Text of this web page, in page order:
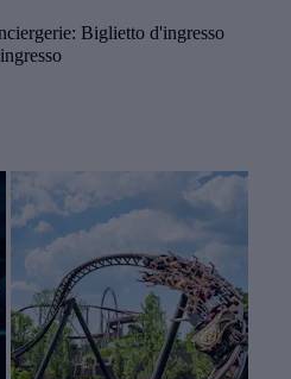
Biglietto d'ingresso